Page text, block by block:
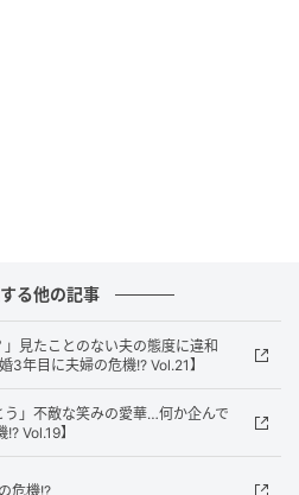
る他の記事
見たことのない夫の態度に違和
年目に夫婦の危機!? Vol.21】
」不敵な笑みの愛華…何か企んで
Vol.19】
危機!?